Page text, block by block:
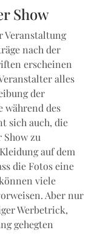
Show
Veranstaltung
nach der
erscheinen
alles
der
während des
sich auch, die
Show zu
auf dem
die Fotos eine
viele
Aber nur
Werbetrick,
gehegten